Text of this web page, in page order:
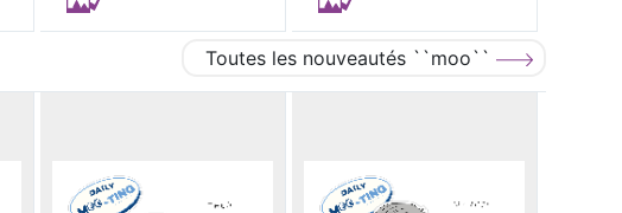
Toutes les nouveautés ``moo``